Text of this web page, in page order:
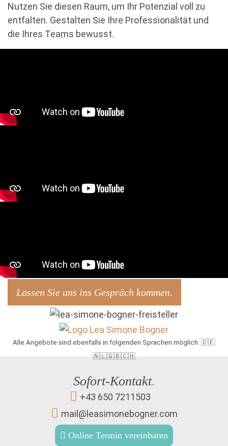
Nutzen Sie diesen Raum, um Ihr Potenzial voll zu
entfalten. Gestalten Sie Ihre Professionalität und
die Ihres Teams bewusst.
Lassen Sie uns ins Gespräch kommen.
Alle Angebote sind ebenfalls in folgenden Sprachen möglich: 🇩🇪
🇳🇱🇬🇧🇨🇭
Sofort-Kontakt.
+43 650 7211503
mail@leasimonebogner.com
Online Termin vereinbaren